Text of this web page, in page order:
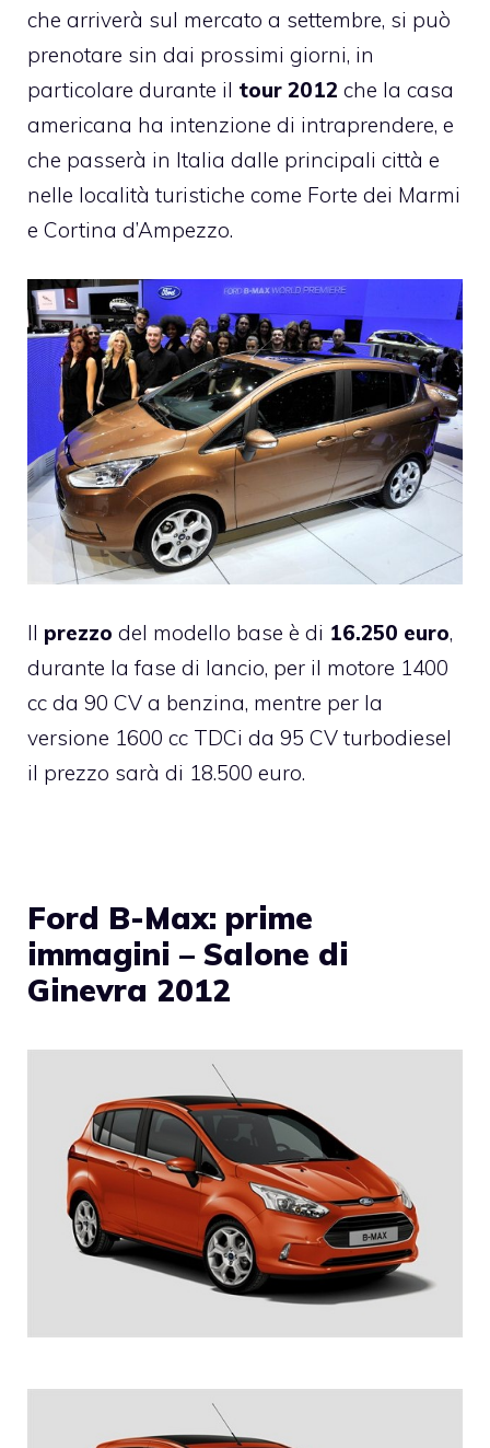
che arriverà sul mercato a settembre, si può
prenotare sin dai prossimi giorni, in
particolare durante il tour 2012 che la casa
americana ha intenzione di intraprendere, e
che passerà in Italia dalle principali città e
nelle località turistiche come Forte dei Marmi
e Cortina d’Ampezzo.
Il prezzo del modello base è di 16.250 euro,
durante la fase di lancio, per il motore 1400
cc da 90 CV a benzina, mentre per la
versione 1600 cc TDCi da 95 CV turbodiesel
il prezzo sarà di 18.500 euro.
Ford B-Max: prime
immagini – Salone di
Ginevra 2012